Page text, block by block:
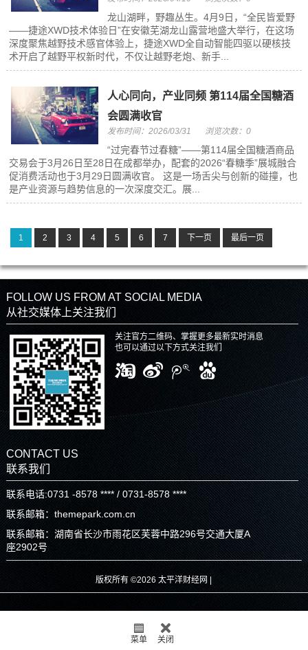
龙山湖畔，野趣丛生。4月9日，“全民皆爱野
——捷途XWD技术体验日”在安徽芜湖龙山露营地盛大举行，在这场
深度聚焦越野技术感官体验上，捷途XWD全自动智能四驱以硬核技
术开启了越野平权新时代，不仅让越野老炮、新手...
人心同向，产业同频 第114届全国糖酒
会圆满收官
发布时间：2026/03/31 浏览次数：0
“过完春节过春糖”——第114届全国糖酒商品
交易会于3月26日至28日在成都举办，配套的2026“春糖季”展城融合
促消费活动也于3月29日圆满收官。 这是一场舌尖与创新的碰撞，也
是产业资源与趋势信息的一次深度交汇。展...
1 2 3 4 5 6 7 下一页 最后一页
FOLLOW US FROM AT SOCIAL MEDIA
从社交媒体上关注我们
关注官方二维码、掌握更多最新实时消息
也可以通过以下方式关注我们
CONTACT US
联系我们
联系电话:0731 -8578 **** / 0731-8578 ****
联系邮箱：themepark.com.cn
联系邮箱：湖南省长沙市雨花区芙蓉中路296号交通大厦A
座2902号
版权所有 ©2026 太平洋财经网 |
菜单 关闭